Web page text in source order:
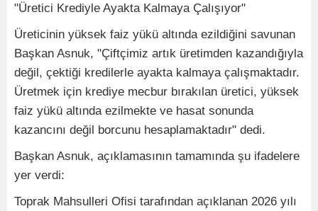
"Üretici Krediyle Ayakta Kalmaya Çalışıyor"
Üreticinin yüksek faiz yükü altında ezildiğini savunan
Başkan Asnuk, "Çiftçimiz artık üretimden kazandığıyla
değil, çektiği kredilerle ayakta kalmaya çalışmaktadır.
Üretmek için krediye mecbur bırakılan üretici, yüksek
faiz yükü altında ezilmekte ve hasat sonunda
kazancını değil borcunu hesaplamaktadır" dedi.
Başkan Asnuk, açıklamasının tamamında şu ifadelere
yer verdi:
Toprak Mahsulleri Ofisi tarafından açıklanan 2026 yılı